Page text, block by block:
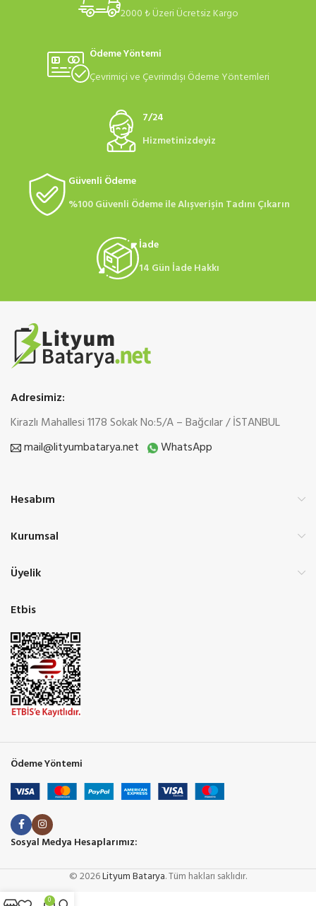
2000 ₺ Üzeri Ücretsiz Kargo
Ödeme Yöntemi
Çevrimiçi ve Çevrimdışı Ödeme Yöntemleri
7/24
Hizmetinizdeyiz
Güvenli Ödeme
%100 Güvenli Ödeme ile Alışverişin Tadını Çıkarın
İade
14 Gün İade Hakkı
Adresimiz:
Kirazlı Mahallesi 1178 Sokak No:5/A – Bağcılar / İSTANBUL
mail@lityumbatarya.net
WhatsApp
Hesabım
Kurumsal
Üyelik
Etbis
Ödeme Yöntemi
Sosyal Medya Hesaplarımız:
© 2026Lityum Batarya. Tüm hakları saklıdır.
0